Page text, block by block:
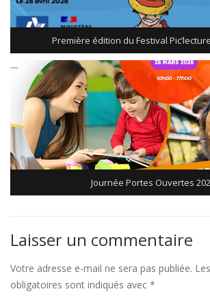
Première édition du Festival
Journée Portes Ouvertes
Laisser un commentaire
Votre adresse e-mail ne sera pas publiée.
obligatoires sont indiqués avec *